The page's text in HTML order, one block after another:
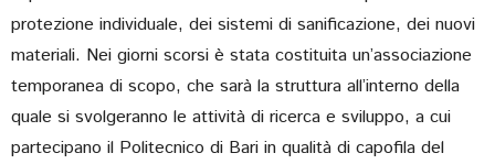
protezione individuale, dei sistemi di sanificazione, dei nuovi
materiali. Nei giorni scorsi è stata costituita un’associazione
temporanea di scopo, che sarà la struttura all’interno della
quale si svolgeranno le attività di ricerca e sviluppo, a cui
partecipano il Politecnico di Bari in qualità di capofila del